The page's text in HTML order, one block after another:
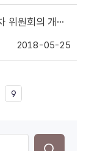
회의 개최 안내
2018-05-25
9